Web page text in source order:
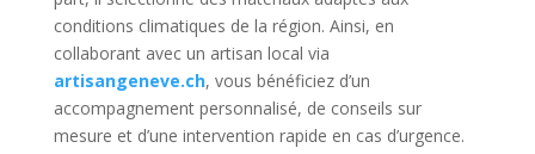
conditions climatiques de la région. Ainsi, en
collaborant avec un artisan local via
artisangeneve.ch, vous bénéficiez d’un
accompagnement personnalisé, de conseils sur
mesure et d’une intervention rapide en cas d’urgence.